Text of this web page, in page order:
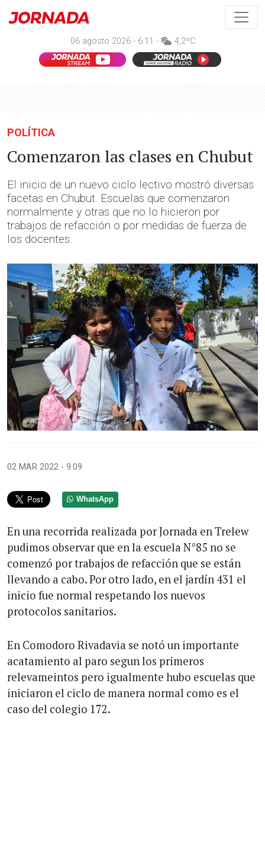
06 agosto 2026 - 6:11 - 4,2ºC
POLÍTICA
Comenzaron las clases en Chubut
El inicio de un nuevo ciclo lectivo mostró diversas
facetas en Chubut. Escuelas que comenzaron
normalmente y otras que no lo hicieron por
trabajos de refacción o por medidas de fuerza de
los docentes.
02 MAR 2022 - 9:09
WhatsApp
En una recorrida realizada por Jornada en Trelew
pudimos observar que en la escuela N°85 no se
comenzó por trabajos de refacción que se están
llevando a cabo. Por otro lado, en el jardín 431 el
inicio fue normal respetando los nuevos
protocolos sanitarios.
En Comodoro Rivadavia se notó un importante
acatamiento al paro segun los primeros
relevameintos pero igualmente hubo escuelas que
iniciaron el ciclo de manera normal como es el
caso del colegio 172.